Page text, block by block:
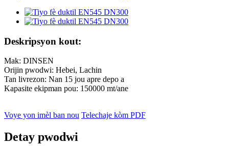
Deskripsyon kout:
Mak: DINSEN
Orijin pwodwi: Hebei, Lachin
Tan livrezon: Nan 15 jou apre depo a
Kapasite ekipman pou: 150000 mt/ane
Voye yon imèl ban nou Telechaje kòm PDF
Detay pwodwi